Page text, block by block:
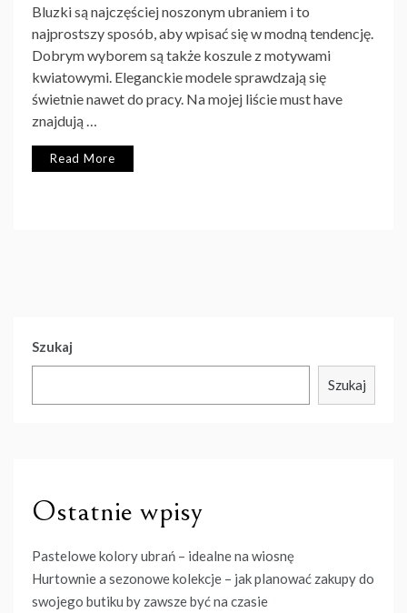
Bluzki są najczęściej noszonym ubraniem i to
najprostszy sposób, aby wpisać się w modną tendencję.
Dobrym wyborem są także koszule z motywami
kwiatowymi. Eleganckie modele sprawdzają się
świetnie nawet do pracy. Na mojej liście must have
znajdują …
Read More
Szukaj
Szukaj
Ostatnie wpisy
Pastelowe kolory ubrań – idealne na wiosnę
Hurtownie a sezonowe kolekcje – jak planować zakupy do
swojego butiku by zawsze być na czasie